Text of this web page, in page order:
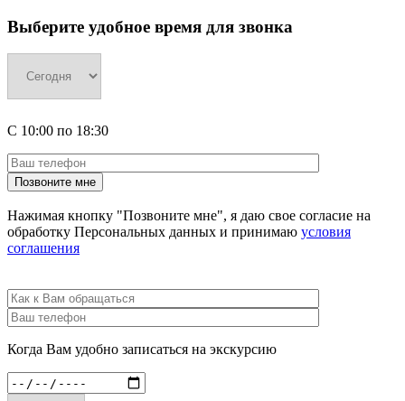
Выберите удобное время для звонка
С 10:00 по 18:30
Нажимая кнопку "Позвоните мне", я даю свое согласие на
обработку Персональных данных и принимаю условия
соглашения
Когда Вам удобно записаться на экскурсию